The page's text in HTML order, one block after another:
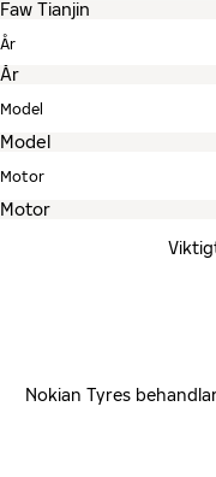
År
Model
Motor
Nokian Tyres